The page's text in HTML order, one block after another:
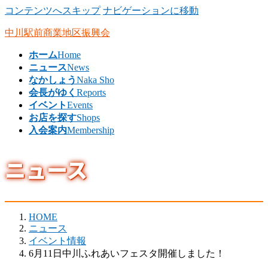
コンテンツへスキップ ナビゲーションに移動
中川駅前商業地区振興会
ホームHome
ニュースNews
なかしょうNaka Sho
会長がゆく Reports
イベントEvents
お店を探すShops
入会案内Membership
ニュース
HOME
ニュース
イベント情報
6月11日中川ふれあいフェスタ開催しました！